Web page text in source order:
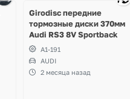
Girodisc передние
тормозные диски 370мм
Audi RS3 8V Sportback
A1-191
AUDI
2 месяца назад